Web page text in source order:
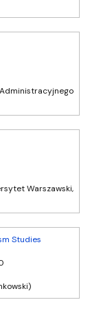
Warszawski,
Studies